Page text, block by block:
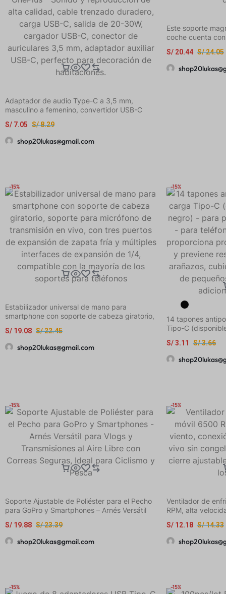
Adaptador de audio Type-C a 3,5 mm,
masculino a femenino, convertidor USB-C
iPad Pro, Xiaomi OnePlus – Sonido y
reproducción de alta calidad, cable trenzado
duradero, carga USB-C, salida de 20-30W,
S/8.29
S/ 7.05
shop20lukas@gmail.com
Este soporte
coche cuenta
en los
S/24.05
S/ 20.44
-15%
Estabilizador universal de mano para
smartphone con soporte de cabeza giratorio,
vivo, con tres puertos de expansión de
zapata fría y múltiples interfaces de
expansión de 1/4, compatible con la mayoría
S/22.45
S/ 19.08
shop20lukas@gmail.com
-15%
14 tapones
Tipo-C
móviles y
contra el polvo y
resistente a los
S/3.66
S/3.11
-15%
Soporte Ajustable de Poliéster para el Pecho
para GoPro y Smartphones – Arnés Versátil
Correas Seguras, Ideal para Ciclismo y Pesca
S/23.39
S/ 19.88
shop20lukas@gmail.com
-15%
Ventilador de
RPM, alta
diseño retráctil y
con todos los
S/14.33
S/ 12.18
-15% -15%